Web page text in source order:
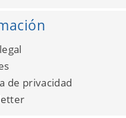
de privacidad